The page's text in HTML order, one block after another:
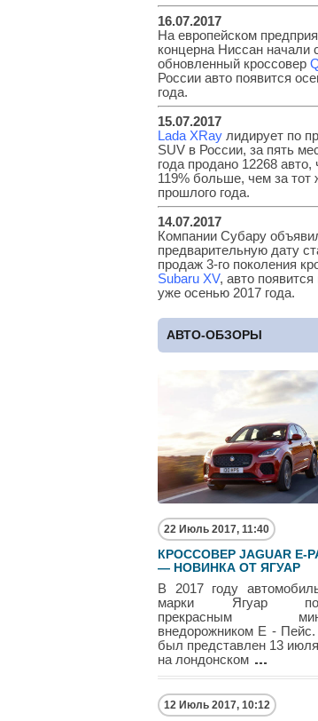
Kia Lada
Lancia Land Rover
Lexus Lotus
Maserati Maybach
Mercury
Mitsubishi Nissan
Pagani Peugeot
Porshe Renault
16.07.2017
На европейском
концерна Ниссан начали
обновленный кроссовер
России авто появится
года.
15.07.2017
Lada XRay лидирует по
SUV в России, за пять
года продано 12268 авто,
119% больше, чем за тот
прошлого года.
14.07.2017
Компании Субару
предварительную дату
продаж 3-го поколения
Subaru XV, авто
уже осенью 2017 года.
АВТО-ОБЗОРЫ
22 Июль 2017, 11:40
КРОССОВЕР JAGUAR E-
— НОВИНКА ОТ ЯГУАР
В 2017 году
марки Ягуар
прекрасным
внедорожником Е - Пейс.
был представлен 13 июля
на лондонском
12 Июль 2017, 10:12